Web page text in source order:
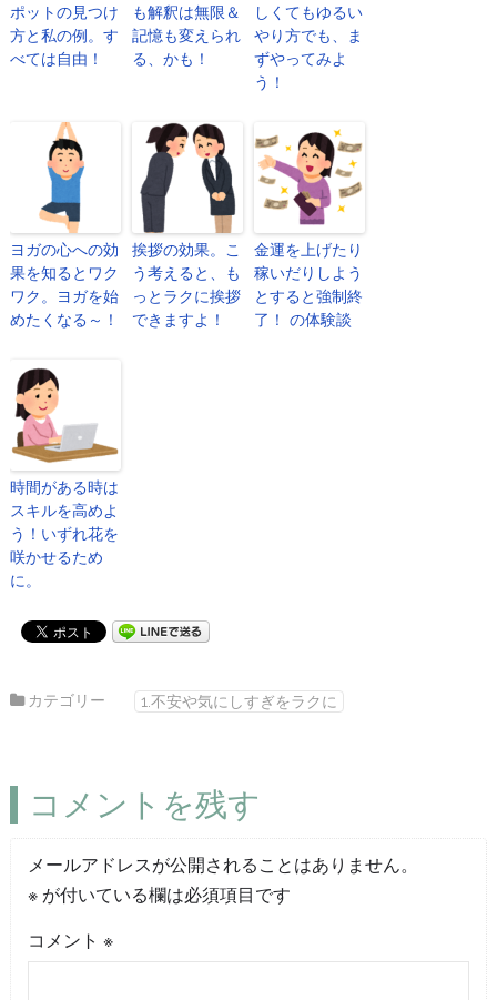
ポットの見つけ
方と私の例。す
べては自由！
も解釈は無限＆
記憶も変えられ
る、かも！
しくてもゆるい
やり方でも、ま
ずやってみよ
う！
ヨガの心への効
果を知るとワク
ワク。ヨガを始
めたくなる～！
挨拶の効果。こ
う考えると、も
っとラクに挨拶
できますよ！
金運を上げたり
稼いだりしよう
とすると強制終
了！ の体験談
時間がある時は
スキルを高めよ
う！いずれ花を
咲かせるため
に。
カテゴリー 1.不安や気にしすぎをラクに
コメントを残す
メールアドレスが公開されることはありません。
※が付いている欄は必須項目です
コメント ※